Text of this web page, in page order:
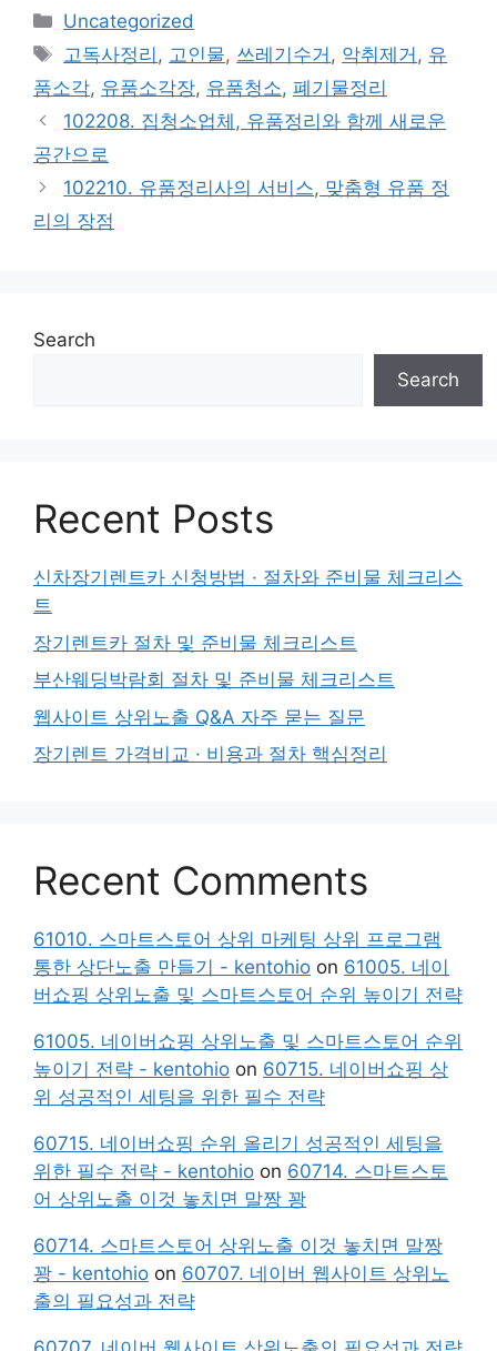
Categories
Uncategorized
Tags
고독사정리 , 고인물, 쓰레기수거 , 악취제거 , 유
품소각, 유품소각장, 유품청소, 폐기물정리
102208. 집청소업체, 유품정리와 함께 새로운
공간으로
102210. 유품정리사의 서비스, 맞춤형 유품 정
리의 장점
Search
Search
Recent Posts
신차장기렌트카 신청방법 · 절차와 준비물 체크리스
트
장기렌트카 절차 및 준비물 체크리스트
부산웨딩박람회 절차 및 준비물 체크리스트
웹사이트 상위노출 Q&A 자주 묻는 질문
장기렌트 가격비교 · 비용과 절차 핵심정리
Recent Comments
61010. 스마트스토어 상위 마케팅 상위 프로그램
통한 상단노출 만들기 - kentohio on 61005. 네이
버쇼핑 상위노출 및 스마트스토어 순위 높이기 전략
61005. 네이버쇼핑 상위노출 및 스마트스토어 순위
높이기 전략 - kentohio on 60715. 네이버쇼핑 상
위 성공적인 세팅을 위한 필수 전략
60715. 네이버쇼핑 순위 올리기 성공적인 세팅을
위한 필수 전략 - kentohio on 60714. 스마트스토
어 상위노출 이것 놓치면 말짱 꽝
60714. 스마트스토어 상위노출 이것 놓치면 말짱
꽝 - kentohio on 60707. 네이버 웹사이트 상위노
출의 필요성과 전략